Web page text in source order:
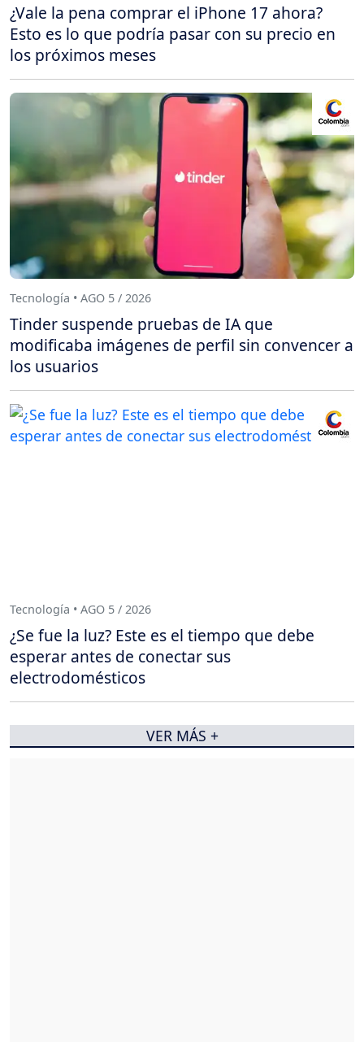
¿Vale la pena comprar el iPhone 17 ahora?
Esto es lo que podría pasar con su precio en
los próximos meses
Tecnología • AGO 5 / 2026
Tinder suspende pruebas de IA que
modificaba imágenes de perfil sin convencer a
los usuarios
Tecnología • AGO 5 / 2026
¿Se fue la luz? Este es el tiempo que debe
esperar antes de conectar sus
electrodomésticos
VER MÁS +